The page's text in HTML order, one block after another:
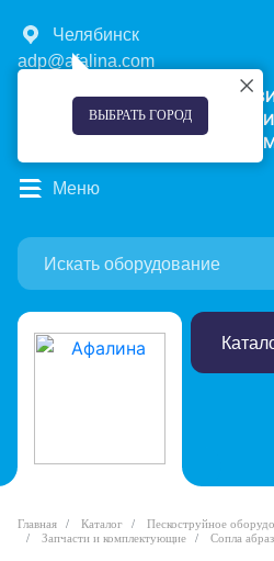
Челябинск
ВЫБРАТЬ ГОРОД
adp@afalina.com
УВАЖАЕМЫЕ КЛИЕНТЫ! В
КУРСОМ ВАЛЮТ, ЦЕНЫ МОГУТ
УТОЧНЯТЬ АКТУАЛЬНУЮ
Меню
Главная Каталог
Пескоструйное
Запчасти и комплектующие
Сопла